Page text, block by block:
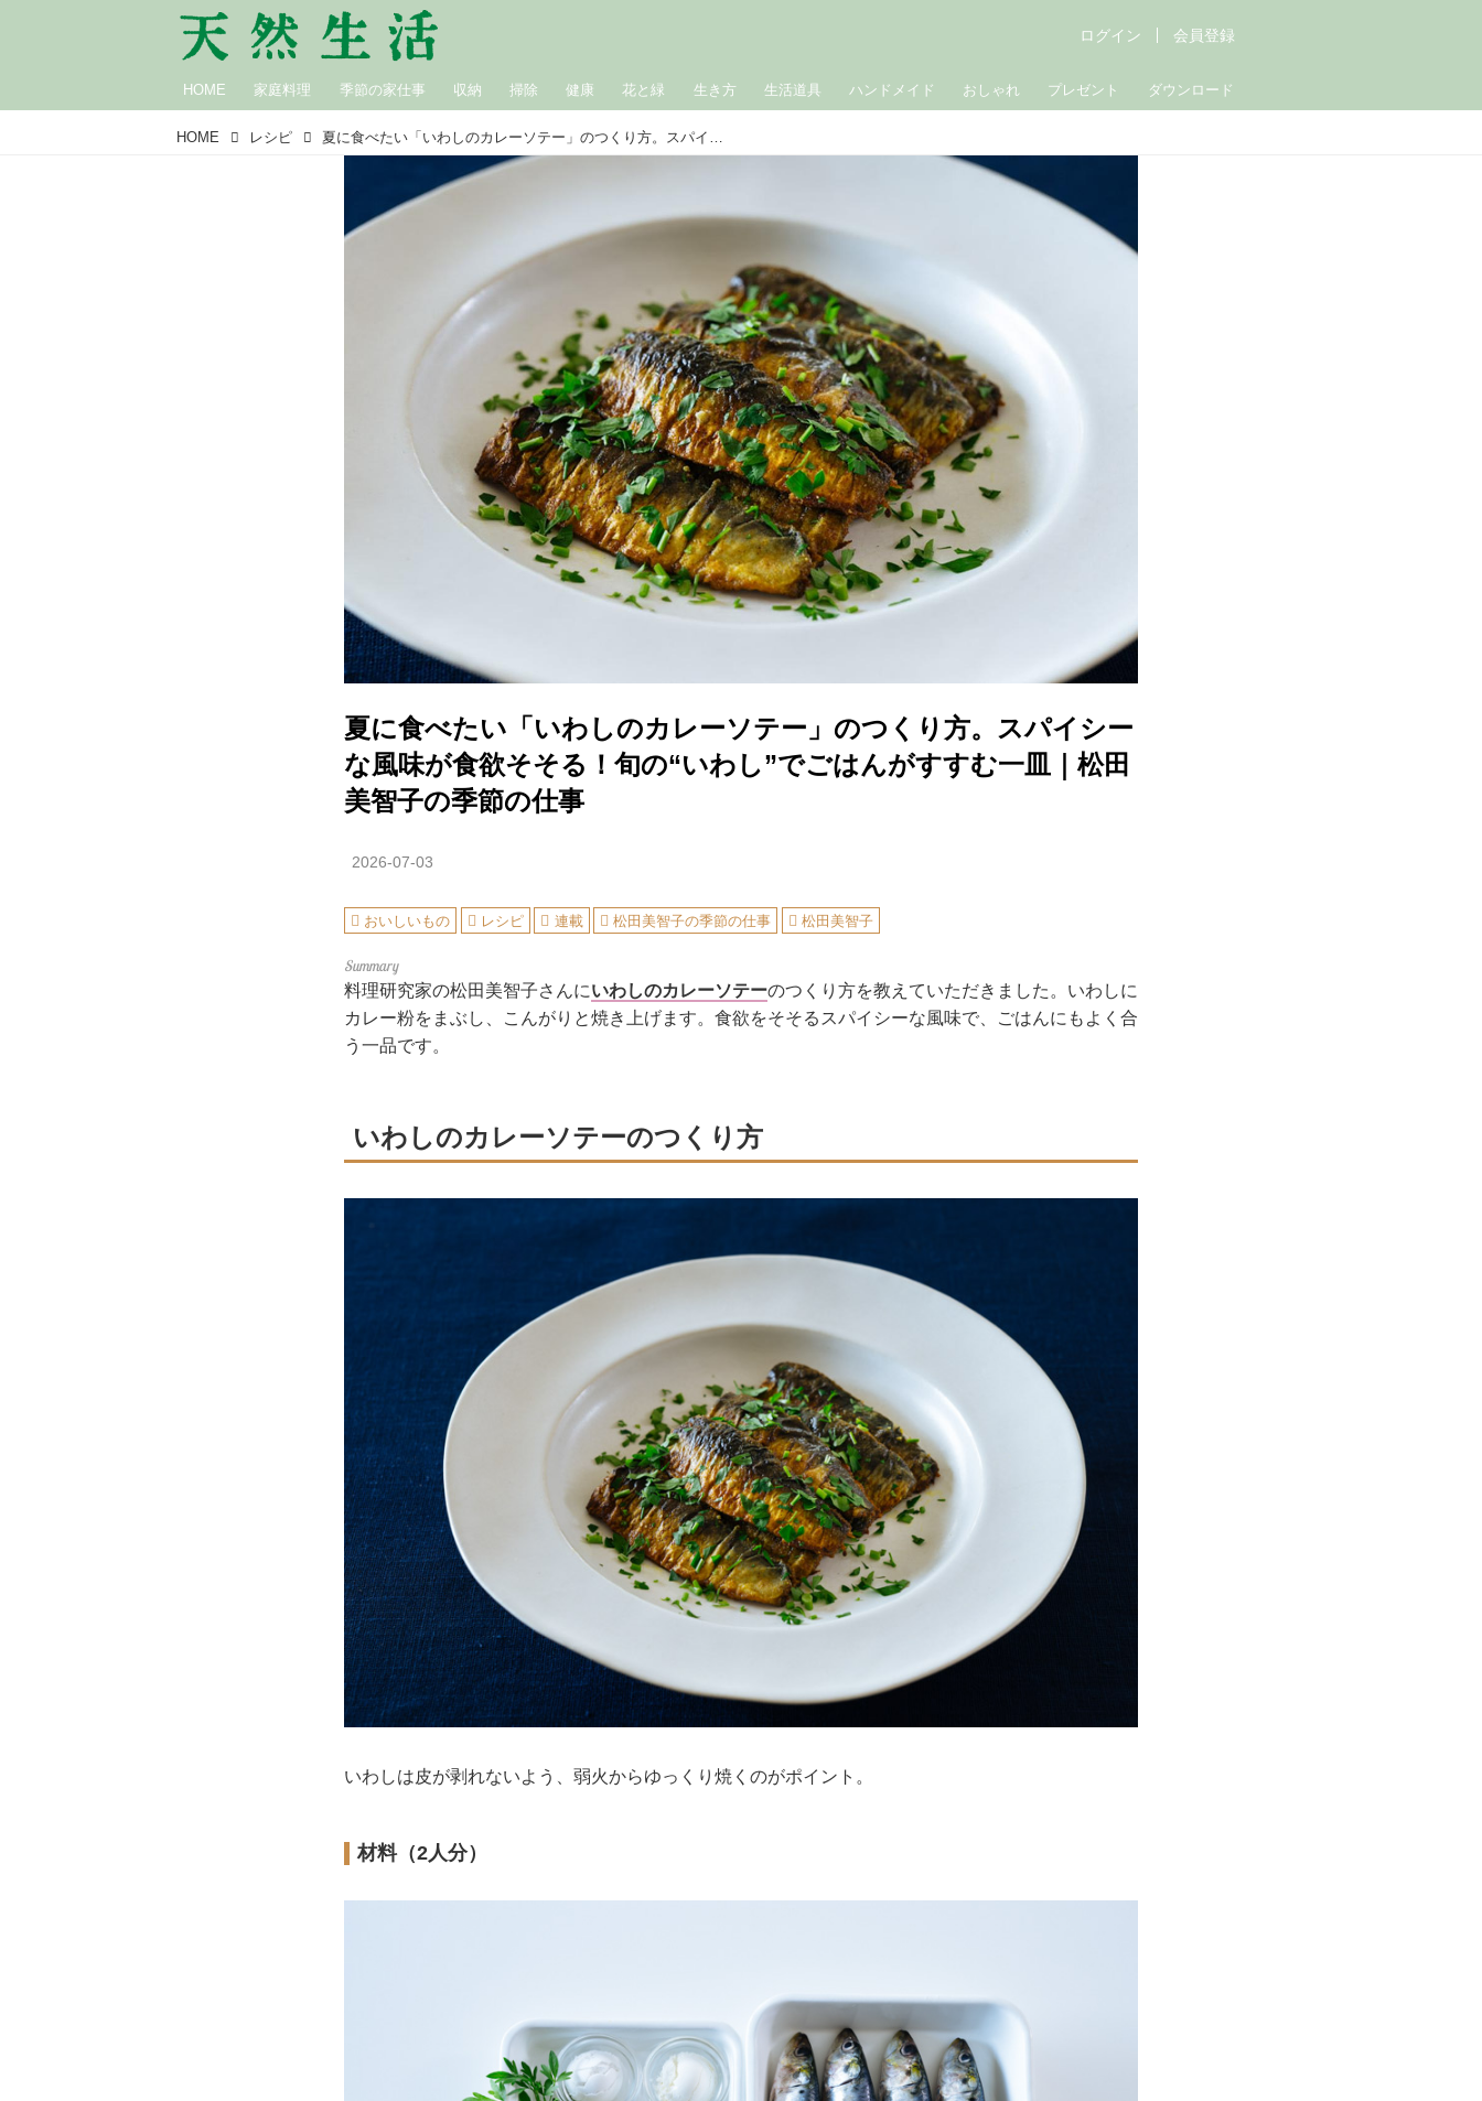
HOME 家庭料理 季節の家仕事 収納 掃除 健康 花と緑 生き方 生活道具 ハンドメイド おしゃれ プレゼント ダウンロード
ログイン 会員登録
HOME レシピ 夏に食べたい「いわしのカレーソテー」のつくり方。スパイシーな風味が食欲そそる！旬の“いわし”でごはんがすすむ一皿｜松田美智子の季節の仕事
夏に食べたい「いわしのカレーソテー」のつくり方。スパイシー
な風味が食欲そそる！旬の“いわし”でごはんがすすむ一皿｜松田
美智子の季節の仕事
2026-07-03
おいしいもの レシピ 連載 松田美智子の季節の仕事 松田美智子
料理研究家の松田美智子さんにいわしのカレーソテーのつくり方を教えていただきました。いわしに
カレー粉をまぶし、こんがりと焼き上げます。食欲をそそるスパイシーな風味で、ごはんにもよく合
う一品です。
いわしのカレーソテーのつくり方
いわしは皮が剥れないよう、弱火からゆっくり焼くのがポイント。
材料（2人分）